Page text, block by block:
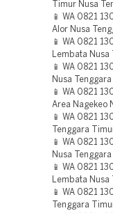
Timur Nusa
📱 WA 0821
Alor Nusa
📱 WA 0821
Lembata
📱 WA 0821
Nusa
📱 WA 0821
Area Nagekeo
📱 WA 0821
Tenggara
📱 WA 0821
Nusa
📱 WA 0821
Lembata
📱 WA 0821
Tenggara